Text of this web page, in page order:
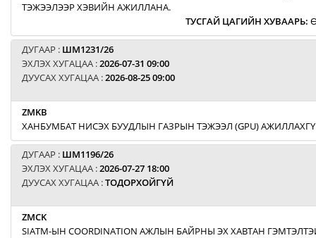
ТЭЖЭЭЛЭЭР ХЭВИЙН АЖИЛЛАНА.
ТУСГАЙ ЦАГИЙН ХУВААРЬ:
ДУГААР : ШМ1231/26
ЭХЛЭХ ХУГАЦАА :2026-07-31 09:00
ДУУСАХ ХУГАЦАА :2026-08-25 09:00
ZMKB
ХАНБУМБАТ НИСЭХ БУУДЛЫН ГАЗРЫН ТЭЖЭЭЛ (GPU)
ДУГААР : ШМ1196/26
ЭХЛЭХ ХУГАЦАА :2026-07-27 18:00
ДУУСАХ ХУГАЦАА :ТОДОРХОЙГҮЙ
ZMCK
SIATM-ЫН COORDINATION АЖЛЫН БАЙРНЫ ЭХ ХАВТАН